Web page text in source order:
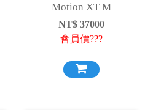
Motion XT M
NT$ 37000
會員價???